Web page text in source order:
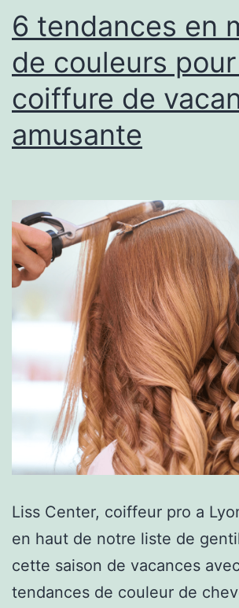
6 tendances en
de couleurs
coiffure de
amusante
Liss Center, coiffeur pro a
en haut de notre liste de
cette saison de vacances
tendances de couleur de